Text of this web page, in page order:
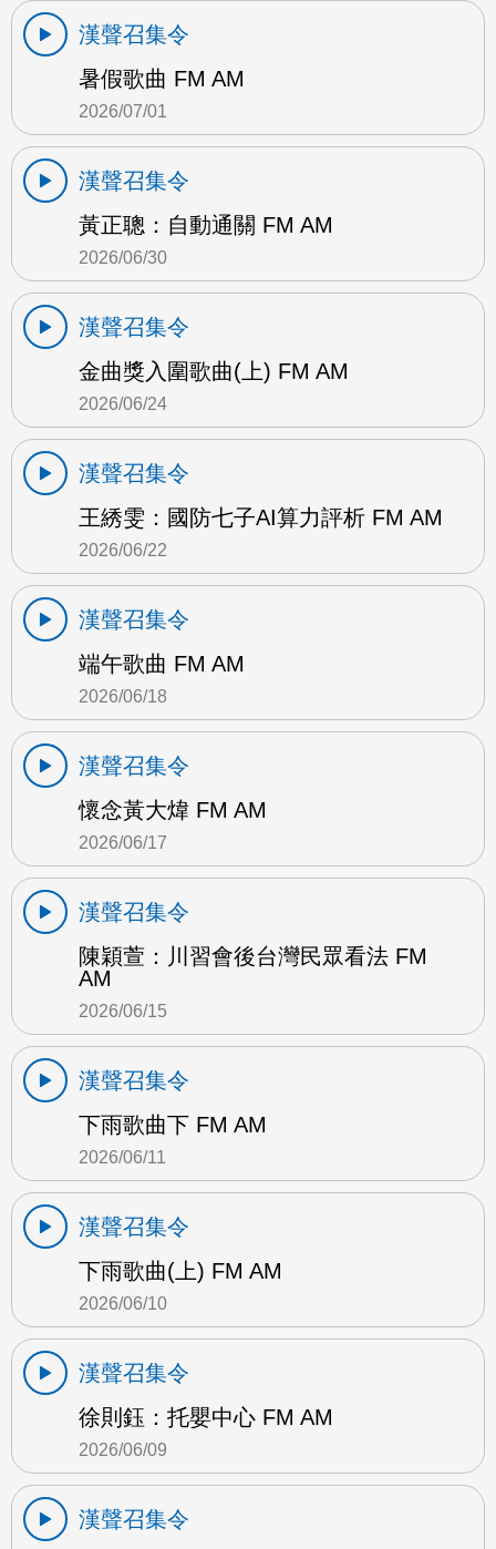
漢聲召集令
暑假歌曲 FM AM
2026/07/01
漢聲召集令
黃正聰：自動通關 FM AM
2026/06/30
漢聲召集令
金曲獎入圍歌曲(上) FM AM
2026/06/24
漢聲召集令
王綉雯：國防七子AI算力評析 FM AM
2026/06/22
漢聲召集令
端午歌曲 FM AM
2026/06/18
漢聲召集令
懷念黃大煒 FM AM
2026/06/17
漢聲召集令
陳穎萱：川習會後台灣民眾看法 FM
AM
2026/06/15
漢聲召集令
下雨歌曲下 FM AM
2026/06/11
漢聲召集令
下雨歌曲(上) FM AM
2026/06/10
漢聲召集令
徐則鈺：托嬰中心 FM AM
2026/06/09
漢聲召集令